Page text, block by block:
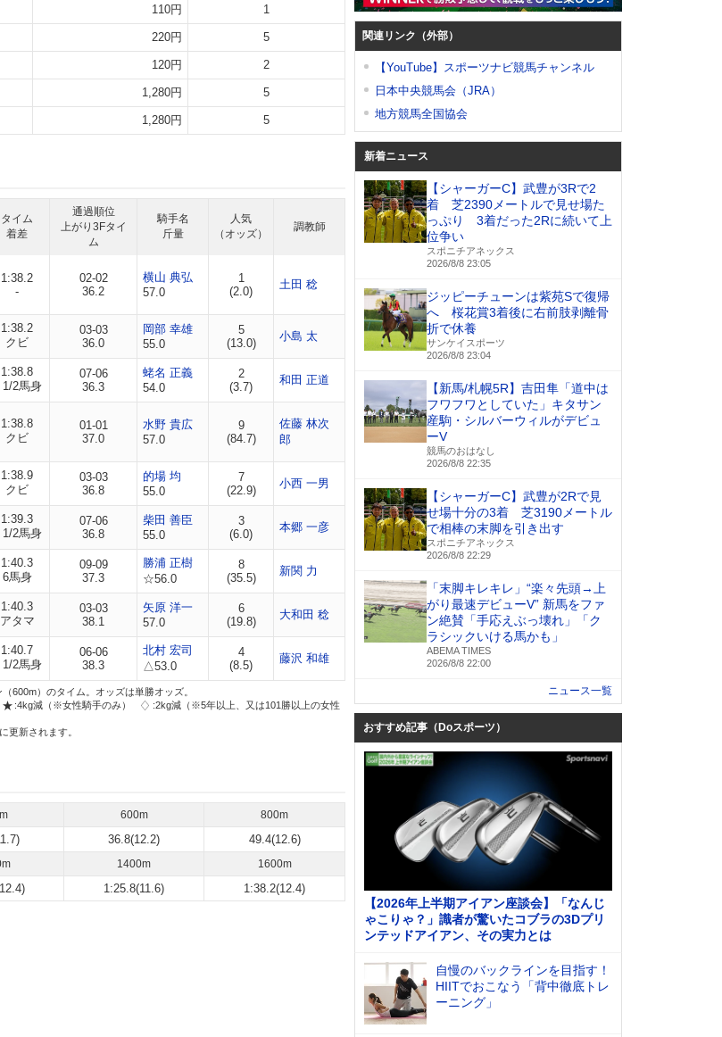
110円 1
220円 5
120円 2
1,280円 5
1,280円 5
タイム
着差
通過順位
上がり3Fタイ
ム
騎手名
斤量
人気
（オッズ）
調教師
1:38.2
-
02-02
36.2
横山 典弘
57.0
1
(2.0)
土田 稔
1:38.2
クビ
03-03
36.0
岡部 幸雄
55.0
5
(13.0)
小島 太
1:38.8
1/2馬身
07-06
36.3
蛯名 正義
54.0
2
(3.7)
和田 正道
1:38.8
クビ
01-01
37.0
水野 貴広
57.0
9
(84.7)
佐藤 林次
郎
1:38.9
クビ
03-03
36.8
的場 均
55.0
7
(22.9)
小西 一男
1:39.3
1/2馬身
07-06
36.8
柴田 善臣
55.0
3
(6.0)
本郷 一彦
1:40.3
6馬身
09-09
37.3
勝浦 正樹
☆56.0
8
(35.5)
新関 力
1:40.3
アタマ
03-03
38.1
矢原 洋一
57.0
6
(19.8)
大和田 稔
1:40.7
1/2馬身
06-06
38.3
北村 宏司
△53.0
4
(8.5)
藤沢 和雄
600m）のタイム。オッズは単勝オッズ。
:4kg減（※女性騎手のみ）
:2kg減（※5年以上、又は101勝以上の女性
更新されます。
600m 800m
36.8(12.2) 49.4(12.6)
1400m 1600m
1:25.8(11.6) 1:38.2(12.4)
関連リンク（外部）
【YouTube】スポーツナビ競馬チャンネル
日本中央競馬会（JRA）
地方競馬全国協会
新着ニュース
【シャーガーC】武豊が3Rで2
着 芝2390メートルで見せ場た
っぷり 3着だった2Rに続いて上
位争い
スポニチアネックス
2026/8/8 23:05
ジッピーチューンは紫苑Sで復帰
へ 桜花賞3着後に右前肢剥離骨
折で休養
サンケイスポーツ
2026/8/8 23:04
【新馬/札幌5R】吉田隼「道中は
フワフワとしていた」キタサン
産駒・シルバーウィルがデビュ
ーV
競馬のおはなし
2026/8/8 22:35
【シャーガーC】武豊が2Rで見
せ場十分の3着 芝3190メートル
で相棒の末脚を引き出す
スポニチアネックス
2026/8/8 22:29
「末脚キレキレ」“楽々先頭→上
がり最速デビューV” 新馬をファ
ン絶賛「手応えぶっ壊れ」「ク
ラシックいける馬かも」
ABEMA TIMES
2026/8/8 22:00
ニュース一覧
おすすめ記事（Doスポーツ）
【2026年上半期アイアン座談会】「なんじ
ゃこりゃ？」識者が驚いたコブラの3Dプリ
ンテッドアイアン、その実力とは
自慢のバックラインを目指す！
HIITでおこなう「背中徹底トレ
ーニング」